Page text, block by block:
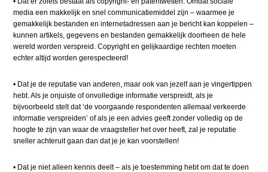
media een makkelijk en snel communicatiemiddel zijn – waarmee je
gemakkelijk bestanden en internetadressen aan je bericht kan koppelen –
kunnen artikels, gegevens en bestanden gemakkelijk doorheen de hele
wereld worden verspreid. Copyright en gelijkaardige rechten moeten
echter altijd worden gerespecteerd!
• Dat je de reputatie van anderen, maar ook van jezelf aan je vingertippen
hebt. Als je onjuiste of onvolledige informatie verspreidt, als je
bijvoorbeeld stelt dat ‘de voorgaande respondenten allemaal verkeerde
informatie verspreiden’ of als je een advies geeft zonder volledig op de
hoogte te zijn van waar de vraagsteller het over heeft, zal je reputatie
sneller achteruit gaan dan dat je je kan voorstellen!
• Dat je niet alleen kennis deelt – als je toestemming hebt om dat te doen